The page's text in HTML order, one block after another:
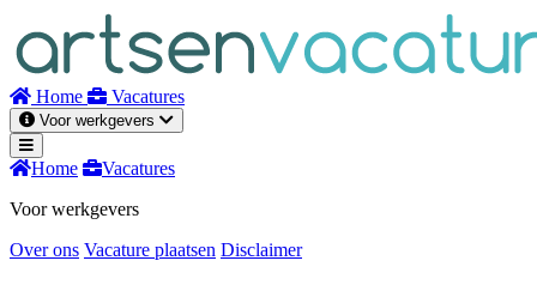
inhoud
Home Vacatures
Voor werkgevers
Home
Vacatures
Voor werkgevers
Over ons Vacature plaatsen Disclaimer